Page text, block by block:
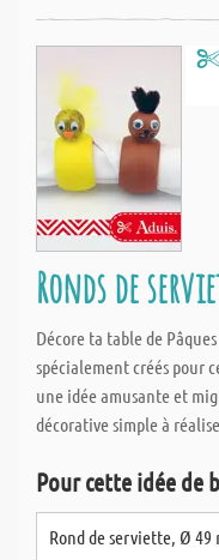
Ronds de
Décore ta table de
spécialement créés pour
une idée amusante et
décorative simple à
Pour cette idée de
Rond de serviette, Ø 49